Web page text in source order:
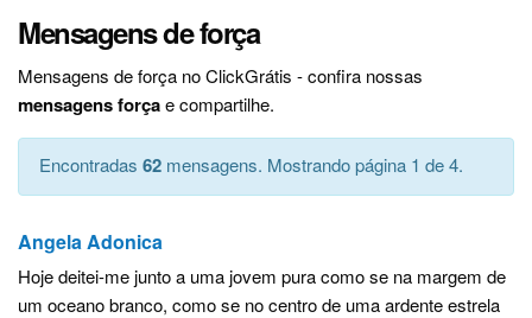
Mensagens de força
Mensagens de força no ClickGrátis - confira nossas
mensagens forçae compartilhe.
Encontradas 62 mensagens. Mostrando página 1 de 4.
Angela Adonica
Hoje deitei-me junto a uma jovem pura como se na margem de
um oceano branco, como se no centro de uma ardente estrela